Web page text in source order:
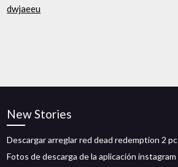
dwjaeeu
New Stories
Descargar arreglar red dead redemption 2 pc
Fotos de descarga de la aplicación instagram